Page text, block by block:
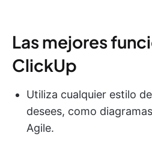
Las mejores
ClickUp
Utiliza cualquier estilo
desees, como
Agile.